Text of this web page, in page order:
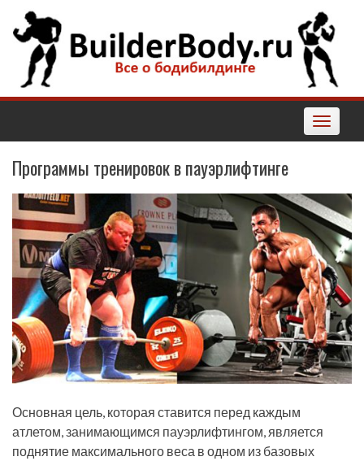
Наверх
Toggle
Программы тренировок в пауэрлифтинге
Основная цель, которая ставится перед каждым
атлетом, занимающимся пауэрлифтингом, является
поднятие максимального веса в одном из базовых